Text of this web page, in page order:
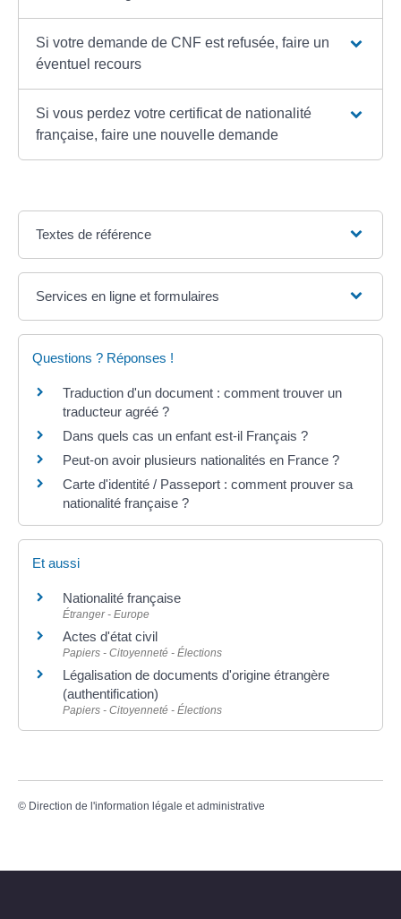
Si votre demande de CNF est refusée, faire un
éventuel recours
Si vous perdez votre certificat de nationalité
française, faire une nouvelle demande
Textes de référence
Services en ligne et formulaires
Questions ? Réponses !
Traduction d'un document : comment trouver un
traducteur agréé ?
Dans quels cas un enfant est-il Français ?
Peut-on avoir plusieurs nationalités en France ?
Carte d'identité / Passeport : comment prouver sa
nationalité française ?
Et aussi
Nationalité française
Étranger - Europe
Actes d'état civil
Papiers - Citoyenneté - Élections
Légalisation de documents d'origine étrangère
(authentification)
Papiers - Citoyenneté - Élections
© Direction de l'information légale et administrative